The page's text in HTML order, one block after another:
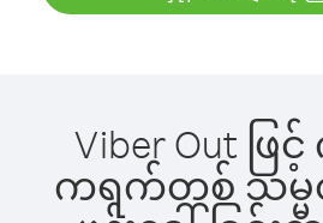
Viber Out ဖြ
ကရက်တစ် သမ္